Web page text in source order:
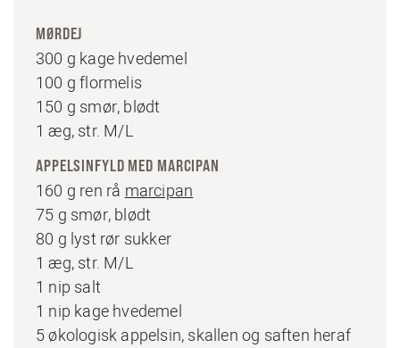
MØRDEJ
300 g kage hvedemel
100 g flormelis
150 g smør, blødt
1 æg, str. M/L
APPELSINFYLD MED MARCIPAN
160 g ren rå marcipan
75 g smør, blødt
80 g lyst rør sukker
1 æg, str. M/L
1 nip salt
1 nip kage hvedemel
5 økologisk appelsin, skallen og saften heraf